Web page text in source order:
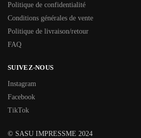
Politique de confidentialité
Conditions générales de vente
Politique de livraison/retour
FAQ
SUIVEZ-NOUS
Instagram
Facebook
TikTok
© SASU IMPRESSME 2024